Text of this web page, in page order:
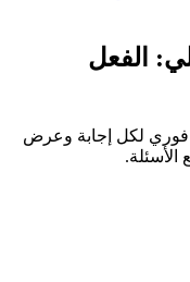
الفعل
فوري لكل إجابة وعرض
الأسئلة.